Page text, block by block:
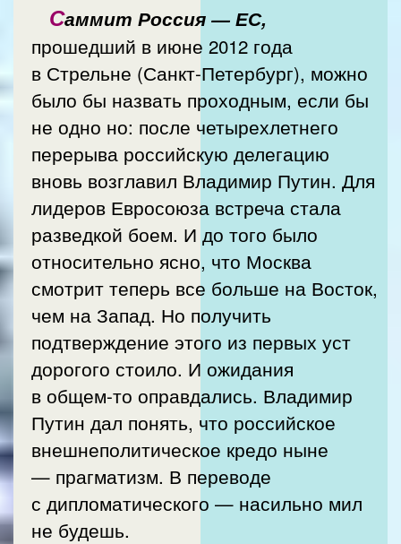
Саммит Россия — ЕС,
прошедший в июне 2012 года
в Стрельне (Санкт-Петербург), можно
было бы назвать проходным, если бы
не одно но: после четырехлетнего
перерыва российскую делегацию
вновь возглавил Владимир Путин. Для
лидеров Евросоюза встреча стала
разведкой боем. И до того было
относительно ясно, что Москва
смотрит теперь все больше на Восток,
чем на Запад. Но получить
подтверждение этого из первых уст
дорогого стоило. И ожидания
в общем-то оправдались. Владимир
Путин дал понять, что российское
внешнеполитическое кредо ныне
— прагматизм. В переводе
с дипломатического — насильно мил
не будешь.